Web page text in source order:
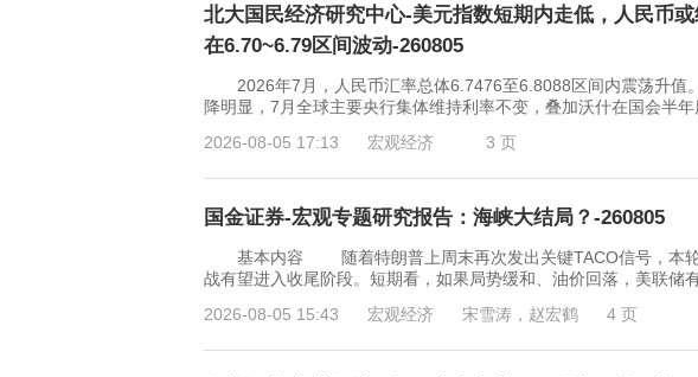
北大国民经济研究中心-美元指数短期内走低，人民币
在6.70~6.79区间波动-260805
2026年7月，人民币汇率总体6.7476至6.8088区间内震荡升值
降明显，7月全球主要央行集体维持利率不变，叠加沃什在国会半
2026-08-05 17:13
宏观经济 3 页
国金证券-宏观专题研究报告：海峡大结局？-260805
基本内容 随着特朗普上周末再次发出关键TACO信号，本轮
战有望进入收尾阶段。短期看，如果局势缓和、油价回落，美联储
2026-08-05 15:43
宏观经济 宋雪涛，赵宏鹤 4 页